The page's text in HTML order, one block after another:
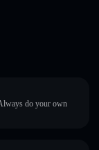
do your own